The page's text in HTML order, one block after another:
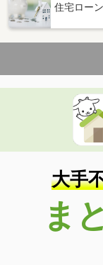
住宅ローン
大手
ま